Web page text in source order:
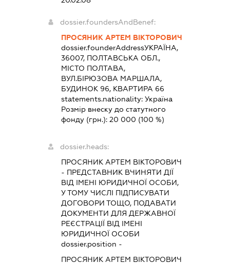
dossier.foundersAndBenef:
ПРОСЯНИК АРТЕМ ВІКТОРОВИЧ
dossier.founderAddressУКРАЇНА,
36007, ПОЛТАВСЬКА ОБЛ.,
МІСТО ПОЛТАВА,
ВУЛ.БІРЮЗОВА МАРШАЛА,
БУДИНОК 96, КВАРТИРА 66
statements.nationality: Україна
Розмір внеску до статутного
фонду (грн.): 20 000 (100 %)
dossier.heads:
ПРОСЯНИК АРТЕМ ВІКТОРОВИЧ
- ПРЕДСТАВНИК ВЧИНЯТИ ДІЇ
ВІД ІМЕНІ ЮРИДИЧНОЇ ОСОБИ,
У ТОМУ ЧИСЛІ ПІДПИСУВАТИ
ДОГОВОРИ ТОЩО, ПОДАВАТИ
ДОКУМЕНТИ ДЛЯ ДЕРЖАВНОЇ
РЕЄСТРАЦІЇ ВІД ІМЕНІ
ЮРИДИЧНОЇ ОСОБИ
dossier.position -
ПРОСЯНИК АРТЕМ ВІКТОРОВИЧ